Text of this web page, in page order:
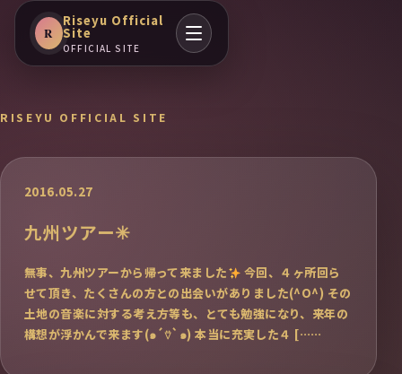
R
Riseyu Official
Site
OFFICIAL SITE
RISEYU OFFICIAL SITE
2016.05.27
九州ツアー✳︎
無事、九州ツアーから帰って来ました
今回、４ヶ所回ら
せて頂き、たくさんの方との出会いがありました(^O^) その
土地の音楽に対する考え方等も、とても勉強になり、来年の
構想が浮かんで来ます(๑´⍢`๑) 本当に充実した４ [……